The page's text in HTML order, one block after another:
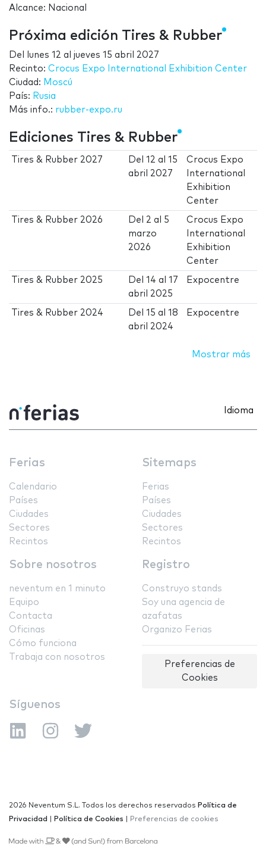
Alcance: Nacional
Próxima edición Tires & Rubber
Del lunes 12 al jueves 15 abril 2027
Recinto: Crocus Expo International Exhibition Center
Ciudad: Moscú
País: Rusia
Más info.: rubber-expo.ru
Ediciones Tires & Rubber
Tires & Rubber 2027 Del12 al15
abril 2027
Crocus Expo
International
Exhibition
Center
Tires & Rubber 2026 Del 2 al 5
marzo
2026
Crocus Expo
International
Exhibition
Center
Tires & Rubber 2025 Del14 al17
abril 2025
Expocentre
Tires & Rubber 2024 Del15 al18
abril 2024
Expocentre
Mostrar más
Idioma
Ferias
Calendario
Países
Ciudades
Sectores
Recintos
Sitemaps
Ferias
Países
Ciudades
Sectores
Recintos
Sobre nosotros
neventum en 1 minuto
Equipo
Contacta
Oficinas
Cómo funciona
Trabaja con nosotros
Registro
Construyo stands
Soy una agencia de
azafatas
Organizo Ferias
Preferencias de
Cookies
Síguenos
2026 Neventum S.L. Todos los derechos reservados Política de
Privacidad
Política de Cookies Preferencias de cookies